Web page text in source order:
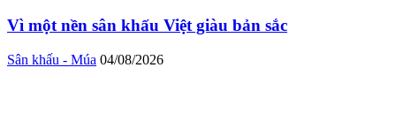
Vì một nền sân khấu Việt giàu bản sắc
Sân khấu - Múa 04/08/2026